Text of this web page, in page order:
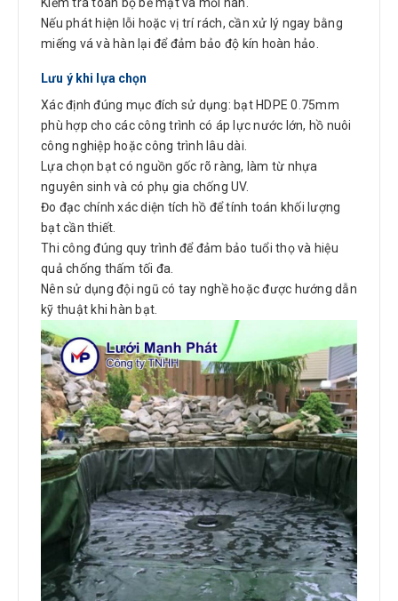
Nếu phát hiện lỗi hoặc vị trí rách, cần xử lý ngay bằng
miếng vá và hàn lại để đảm bảo độ kín hoàn hảo.
Lưu ý khi lựa chọn
Xác định đúng mục đích sử dụng: bạt HDPE 0.75mm
phù hợp cho các công trình có áp lực nước lớn, hồ nuôi
công nghiệp hoặc công trình lâu dài.
Lựa chọn bạt có nguồn gốc rõ ràng, làm từ nhựa
nguyên sinh và có phụ gia chống UV.
Đo đạc chính xác diện tích hồ để tính toán khối lượng
bạt cần thiết.
Thi công đúng quy trình để đảm bảo tuổi thọ và hiệu
quả chống thấm tối đa.
Nên sử dụng đội ngũ có tay nghề hoặc được hướng dẫn
kỹ thuật khi hàn bạt.